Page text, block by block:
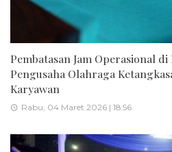
Pembatasan Jam Operasional
Pengusaha Olahraga
Karyawan
Rabu, 04 Maret 2026 | 18:56